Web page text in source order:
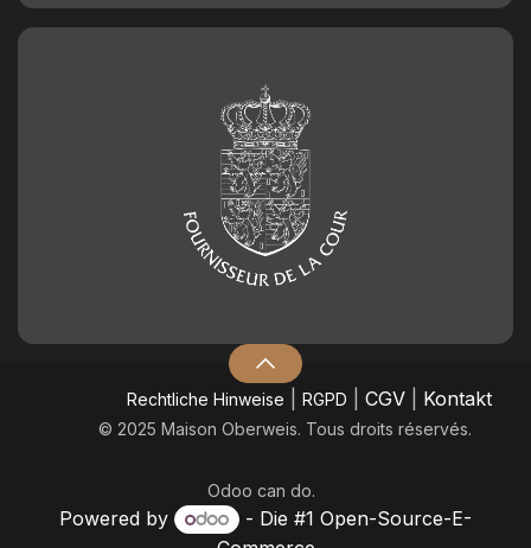
​Rechtliche Hinweise RGPD CGV| Kontakt
© 2025 Maison Oberweis. Tous droits réservés.
Odoo can do.
Powered by - Die #1 Open-Source-E-